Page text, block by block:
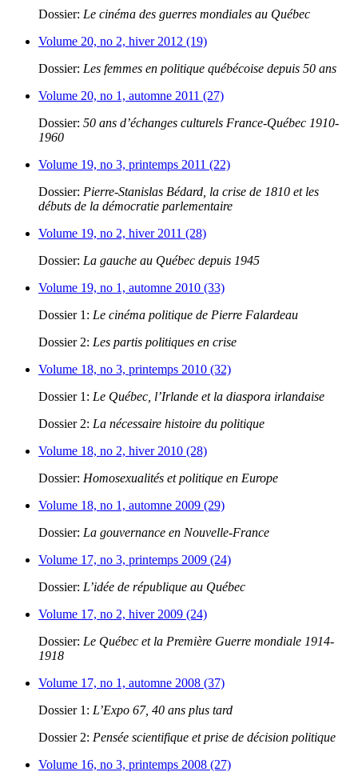
Dossier: Le cinéma des guerres mondiales au Québec
Volume 20, no 2, hiver 2012 (19)
Dossier: Les femmes en politique québécoise depuis 50 ans
Volume 20, no 1, automne 2011 (27)
Dossier: 50 ans d’échanges culturels France-Québec 1910-
1960
Volume 19, no 3, printemps 2011 (22)
Dossier: Pierre-Stanislas Bédard, la crise de 1810 et les
débuts de la démocratie parlementaire
Volume 19, no 2, hiver 2011 (28)
Dossier: La gauche au Québec depuis 1945
Volume 19, no 1, automne 2010 (33)
Dossier 1: Le cinéma politique de Pierre Falardeau
Dossier 2: Les partis politiques en crise
Volume 18, no 3, printemps 2010 (32)
Dossier 1: Le Québec, l’Irlande et la diaspora irlandaise
Dossier 2: La nécessaire histoire du politique
Volume 18, no 2, hiver 2010 (28)
Dossier: Homosexualités et politique en Europe
Volume 18, no 1, automne 2009 (29)
Dossier: La gouvernance en Nouvelle-France
Volume 17, no 3, printemps 2009 (24)
Dossier: L’idée de république au Québec
Volume 17, no 2, hiver 2009 (24)
Dossier: Le Québec et la Première Guerre mondiale 1914-
1918
Volume 17, no 1, automne 2008 (37)
Dossier 1: L’Expo 67, 40 ans plus tard
Dossier 2: Pensée scientifique et prise de décision politique
Volume 16, no 3, printemps 2008 (27)